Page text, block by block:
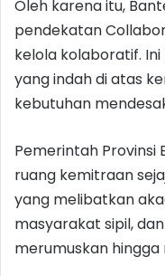
Oleh karena itu,
pendekatan
kelola kolaboratif.
yang indah di atas
kebutuhan
Pemerintah Provinsi
ruang kemitraan
yang melibatkan
masyarakat sipil,
merumuskan hingga